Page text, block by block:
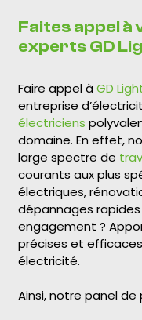
Faites appel
experts GD
Faire appel à GD
entreprise
électriciens
domaine. En effet,
large spectre de
courants aux plus
électriques,
dépannages
engagement ?
précises et
électricité.
Ainsi, notre panel